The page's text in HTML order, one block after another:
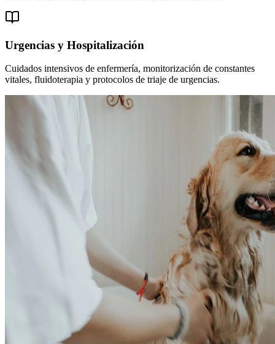
Urgencias y Hospitalización
Cuidados intensivos de enfermería, monitorización de constantes
vitales, fluidoterapia y protocolos de triaje de urgencias.